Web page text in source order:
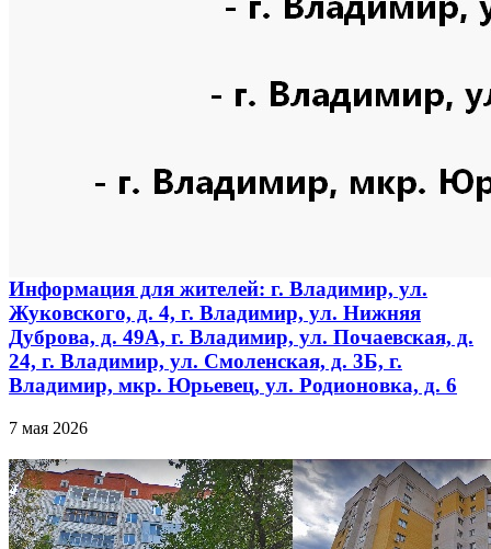
Информация для жителей: г. Владимир, ул.
Жуковского, д. 4, г. Владимир, ул. Нижняя
Дуброва, д. 49А, г. Владимир, ул. Почаевская, д.
24, г. Владимир, ул. Смоленская, д. 3Б, г.
Владимир, мкр. Юрьевец, ул. Родионовка, д. 6
7 мая 2026